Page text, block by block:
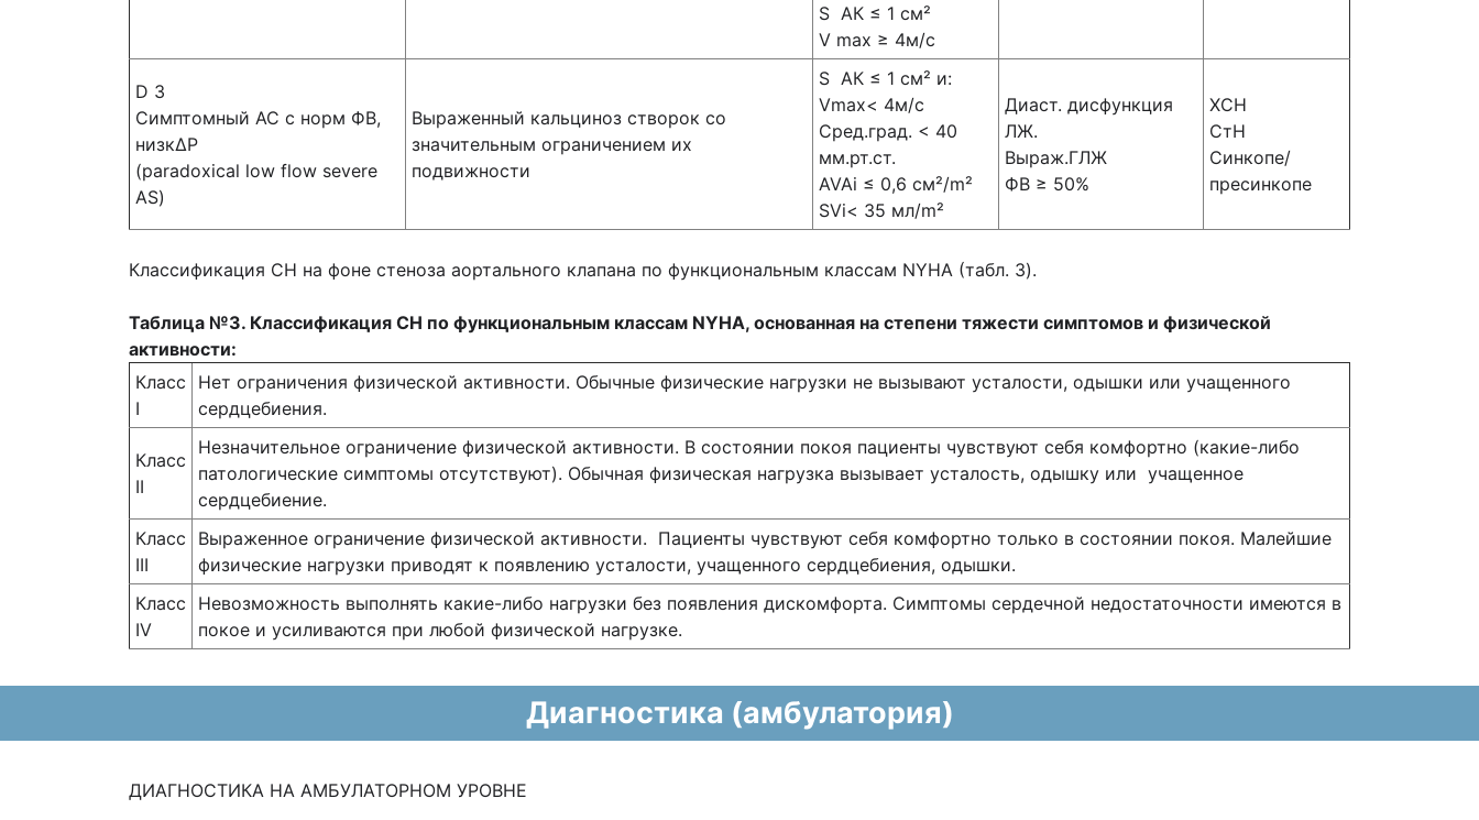
S АК ≤ 1 см²
V max ≥ 4м/с
D 3
Симптомный АС с норм ФВ,
низкΔР
(paradoxical low flow severe
AS)
Выраженный кальциноз створок со
значительным ограничением их
подвижности
S АК ≤ 1 см² и:
Vmax< 4м/с
Сред.град. < 40
мм.рт.ст.
AVAi ≤ 0,6 см²/m²
SVi< 35 мл/m²
Диаст. дисфункция
ЛЖ.
Выраж.ГЛЖ
ФВ ≥ 50%
ХСН
СтН
Синкопе/
пресинкопе
Классификация СН на фоне стеноза аортального клапана по функциональным классам NYHA (табл. 3).
Таблица №3. Классификация СН по функциональным классам NYHA, основанная на степени тяжести симптомов и физической
активности:
Класс
I
Нет ограничения физической активности. Обычные физические нагрузки не вызывают усталости, одышки или учащенного
сердцебиения.
Класс
II
Незначительное ограничение физической активности. В состоянии покоя пациенты чувствуют себя комфортно (какие-либо
патологические симптомы отсутствуют). Обычная физическая нагрузка вызывает усталость, одышку или учащенное
сердцебиение.
Класс
III
Выраженное ограничение физической активности. Пациенты чувствуют себя комфортно только в состоянии покоя. Малейшие
физические нагрузки приводят к появлению усталости, учащенного сердцебиения, одышки.
Класс
IV
Невозможность выполнять какие-либо нагрузки без появления дискомфорта. Симптомы сердечной недостаточности имеются в
покое и усиливаются при любой физической нагрузке.
Диагностика (амбулатория)
ДИАГНОСТИКА НА АМБУЛАТОРНОМ УРОВНЕ